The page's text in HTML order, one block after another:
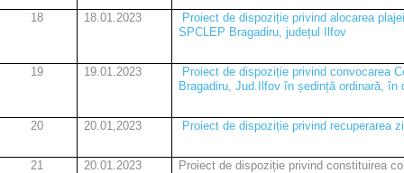
18 18.01.2023
Proiect de dispoziție privind alocarea
SPCLEP Bragadiru, județul Ilfov
19 19.01.2023
Proiect de dispoziție privind convocarea
Bragadiru, Jud.Ilfov în ședință ordinară, în
20 20.01,2023 Proiect de dispoziție privind recuperarea
21 20.01.2023
Proiect de dispoziție privind constituirea